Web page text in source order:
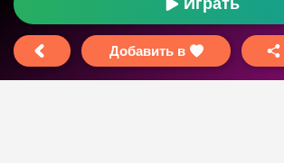
Играть
Добавить в